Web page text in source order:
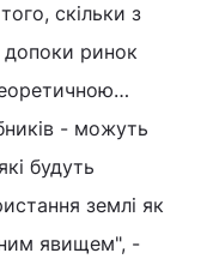
скільки з
допоки ринок
- можуть
будуть
землі як
явищем", -